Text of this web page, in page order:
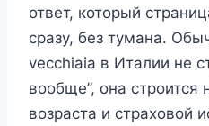
ответ, который
сразу, без тумана.
vecchiaia в Италии не
вообще”, она строится
возраста и страховой